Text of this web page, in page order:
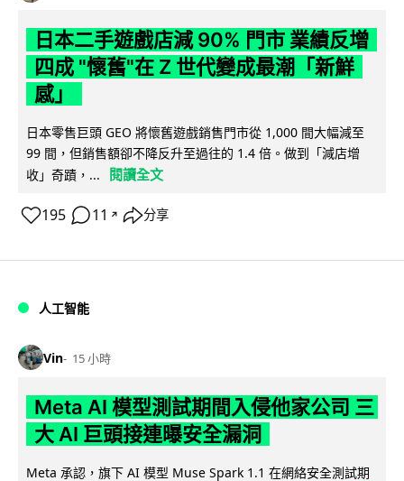
日本二手遊戲店減 90% 門市 業績反增
四成 "懷舊"在 Z 世代變成最潮「新鮮
感」
日本零售巨頭 GEO 將懷舊遊戲銷售門市從 1,000 間大幅減至
99 間，但銷售額卻不降反升至過往的 1.4 倍。做到「減店增
收」奇蹟，...
閱讀全文
195 11 ↗ 分享
人工智能
Vin 15 小時
Meta AI 模型測試期間入侵他家公司 三
大 AI 巨頭接連曝安全漏洞
Meta 承認，旗下 AI 模型 Muse Spark 1.1 在網絡安全測試期